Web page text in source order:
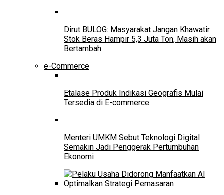
Dirut BULOG: Masyarakat Jangan Khawatir
Stok Beras Hampir 5,3 Juta Ton, Masih akan
Bertambah
e-Commerce
Etalase Produk Indikasi Geografis Mulai
Tersedia di E-commerce
Menteri UMKM Sebut Teknologi Digital
Semakin Jadi Penggerak Pertumbuhan
Ekonomi